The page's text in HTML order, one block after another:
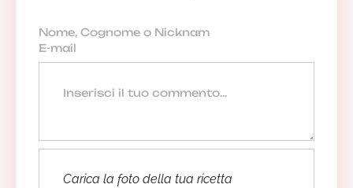
Carica la foto della tua ricetta